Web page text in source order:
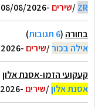
ZR
/שירים -08/08/2026 11:27
בחורה (6 תגובות
)
אילה בכור/שירים -08/08/2026 08:35
קעקועי הזמו-אסנת אלון
אסנת אלון/שירים -08/08/2026 08:30